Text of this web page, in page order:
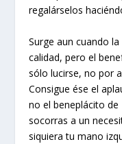
regalárselos
Surge aun cuando
calidad, pero el
sólo lucirse, no por
Consigue ése el
no el beneplácito de
socorras a un
siquiera tu mano